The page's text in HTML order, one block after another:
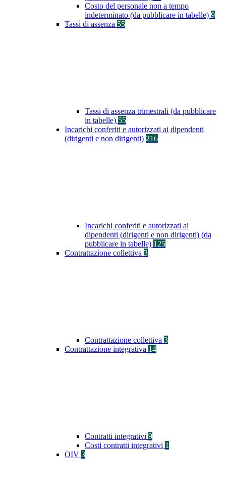
Costo del personale non a tempo
indeterminato (da pubblicare in tabelle) 9
Tassi di assenza 55
Tassi di assenza trimestrali (da pubblicare
in tabelle) 55
Incarichi conferiti e autorizzati ai dipendenti
(dirigenti e non dirigenti) 216
Incarichi conferiti e autorizzati ai
dipendenti (dirigenti e non dirigenti) (da
pubblicare in tabelle) 125
Contrattazione collettiva 3
Contrattazione collettiva 3
Contrattazione integrativa 14
Contratti integrativi 9
Costi contratti integrativi 1
OIV 3